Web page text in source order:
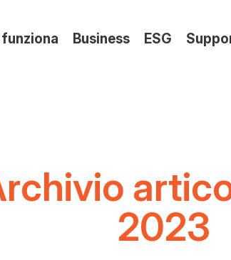
Business ESG
2023